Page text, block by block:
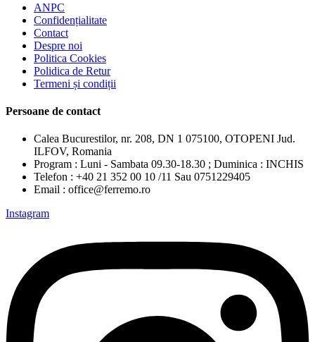
ANPC
Confidențialitate
Contact
Despre noi
Politica Cookies
Polidica de Retur
Termeni și condiții
Persoane de contact
Calea Bucurestilor, nr. 208, DN 1 075100, OTOPENI Jud.
ILFOV, Romania
Program : Luni - Sambata 09.30-18.30 ; Duminica : INCHIS
Telefon : +40 21 352 00 10 /11 Sau 0751229405
Email : office@ferremo.ro
Instagram